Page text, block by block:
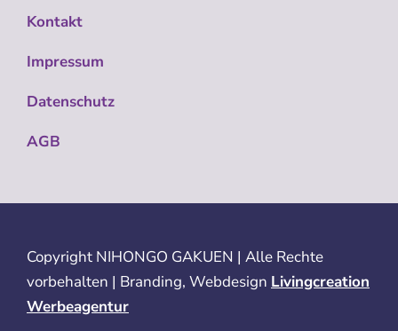
Kontakt
Impressum
Datenschutz
AGB
Copyright NIHONGO GAKUEN | Alle Rechte
vorbehalten | Branding, Webdesign Livingcreation
Werbeagentur